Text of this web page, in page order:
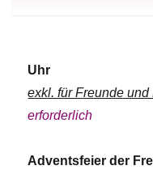
Uhr
exkl. für Freunde und
erforderlich
Adventsfeier der